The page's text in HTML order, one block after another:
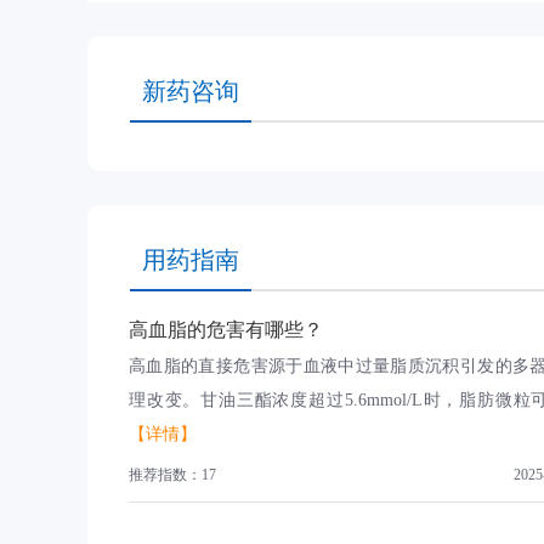
新药咨询
用药指南
高血脂的危害有哪些？
高血脂的直接危害源于血液中过量脂质沉积引发的多
理改变。甘油三酯浓度超过5.6mmol/L时，脂肪微粒
【详情】
推荐指数：17